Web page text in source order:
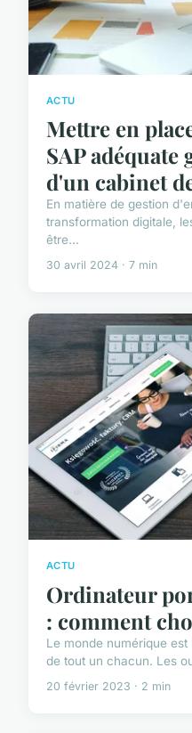
ACTU
Mettre en
SAP adéquate
d'un cabinet
En matière de gestion
transformation digitale,
être...
30 avril 2024 · 7 min
ACTU
Ordinateur
: comment
Le monde numérique
de tout un chacun. Les
20 février 2023 · 2 min